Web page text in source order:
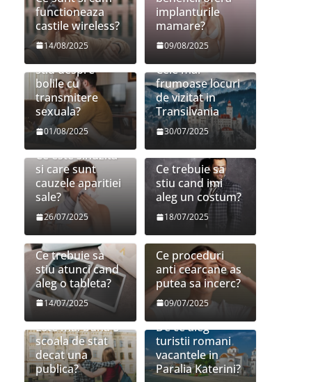
functioneaza
castile wireless?
14/08/2025
implanturile
mamare?
09/08/2025
Ce trebuie sa
stiu despre
bolile cu
transmitere
sexuala?
01/08/2025
Cele mai
frumoase locuri
de vizitat in
Transilvania
30/07/2025
Ce este sinuzita
si care sunt
cauzele aparitiei
sale?
26/07/2025
Ce trebuie sa
stiu cand imi
aleg un costum?
18/07/2025
Ce trebuie sa
stiu atunci cand
aleg o tableta?
14/07/2025
Ce proceduri
anti cearcane as
putea sa incerc?
09/07/2025
Este mai buna o
scoala de stat
decat una
publica?
De ce aleg
turistii romani
vacantele in
Paralia Katerini?